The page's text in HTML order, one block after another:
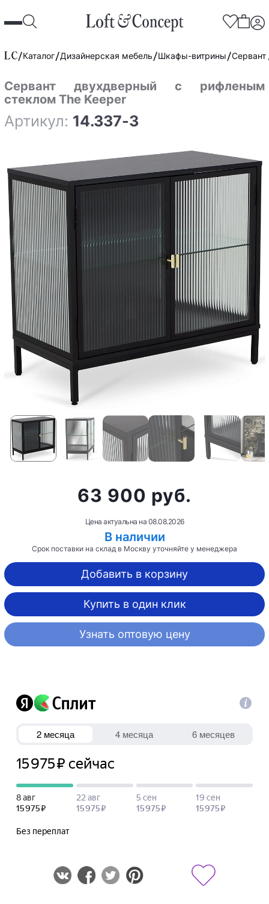
Каталог Дизайнерская мебель Шкафы-витрины
Сервант двухдверный с рифленым
стеклом The Keeper
Артикул: 14.337-3
63 900 руб.
Цена актуальна на 08.08.2026
В наличии
Срок поставки на склад в Москву уточняйте у менеджера
Добавить в корзину
Купить в один клик
Узнать оптовую цену